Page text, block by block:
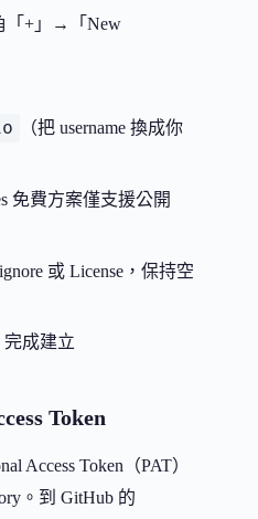
「+」→「New
（把 username 換成你
免費方案僅支援公開
或 License，保持空
完成建立
Token
Access Token（PAT）
。到 GitHub 的